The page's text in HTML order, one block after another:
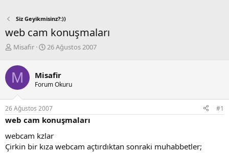
Siz Geyikmisinz?:))
web cam konuşmaları
K
n
b
u
y
u
b
a
l
a
Misafir
B
l
a
g
ı
ç
a
r
26 Ağustos 2007
M Misafir
Forum Okuru
26 Ağustos 2007 #1
web cam konuşmaları
webcam kzlar
Çirkin bir kıza webcam açtırdıktan sonraki muhabbetler;